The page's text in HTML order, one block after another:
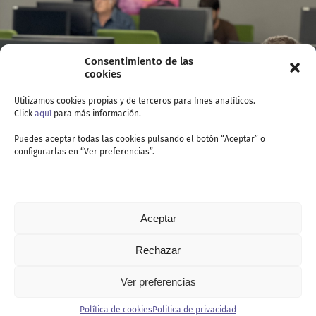
Consentimiento de las
cookies
Utilizamos cookies propias y de terceros para fines analíticos.
Click aquí para más información.
Puedes aceptar todas las cookies pulsando el botón “Aceptar” o
configurarlas en “Ver preferencias”.
Aceptar
Rechazar
Ver preferencias
Política de cookies Politica de privacidad